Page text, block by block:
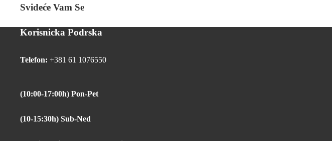
Svideće Vam Se
Korisnicka Podrska
Telefon: +381 61 1076550
(10:00-17:00h) Pon-Pet
(10-15:30h) Sub-Ned